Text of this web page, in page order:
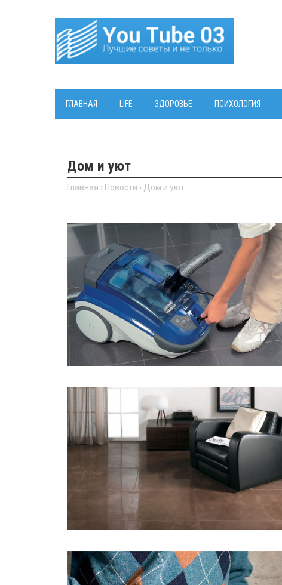
ГЛАВНАЯ LIFE ЗДОРОВЬЕ ПСИХОЛОГИЯ
Дом и уют
Главная › Новости › Дом и уют